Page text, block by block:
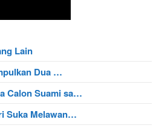
Lain
Dua …
Calon Suami sa…
Suka Melawan…